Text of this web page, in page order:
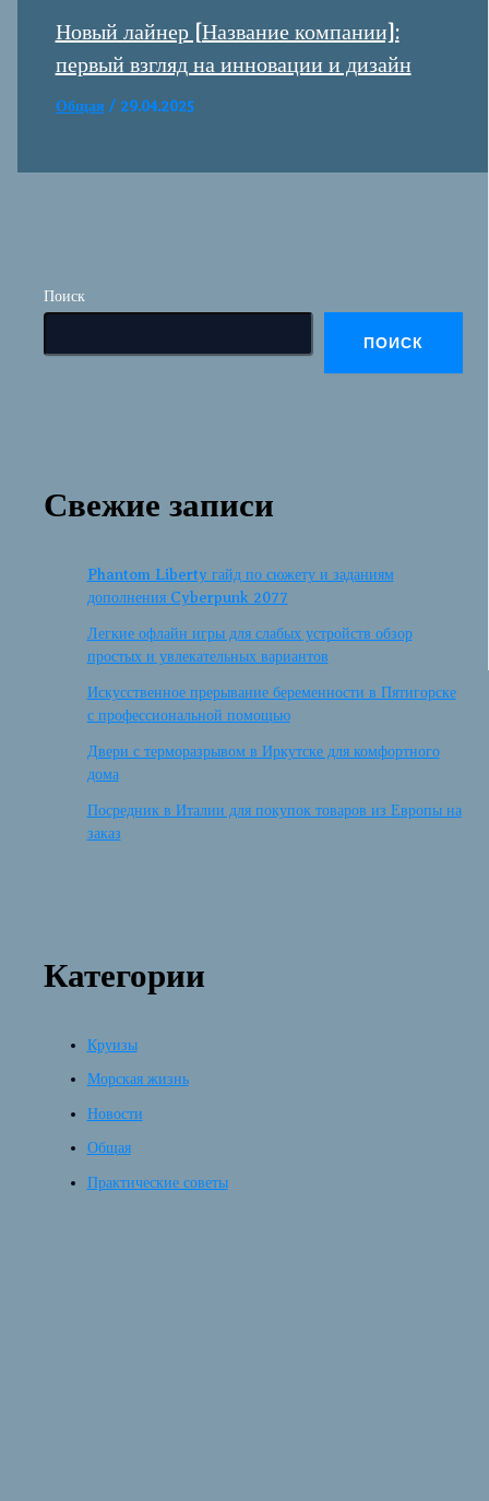
Поиск
ПОИСК
Свежие записи
Phantom Liberty гайд по сюжету и заданиям
дополнения Cyberpunk 2077
Легкие офлайн игры для слабых устройств обзор
простых и увлекательных вариантов
Искусственное прерывание беременности в Пятигорске
с профессиональной помощью
Двери с терморазрывом в Иркутске для комфортного
дома
Посредник в Италии для покупок товаров из Европы на
заказ
Категории
Круизы
Морская жизнь
Новости
Общая
Практические советы
Новый лайнер [Название компании]:
первый взгляд на инновации и дизайн
Общая / 29.04.2025